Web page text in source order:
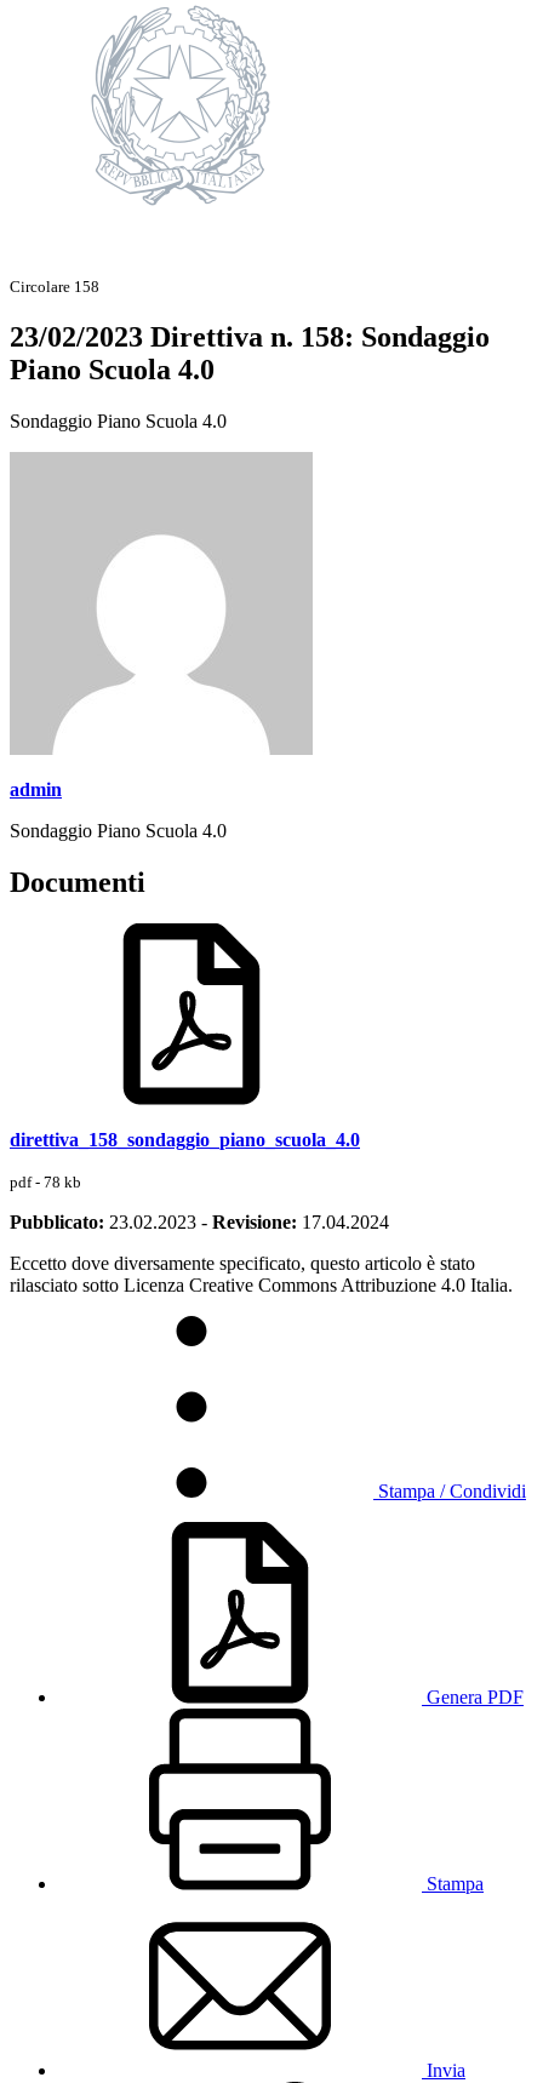
Circolare 158
23/02/2023 Direttiva n. 158: Sondaggio
Piano Scuola 4.0
Sondaggio Piano Scuola 4.0
admin
Sondaggio Piano Scuola 4.0
Documenti
direttiva_158_sondaggio_piano_scuola_4.0
pdf - 78 kb
Pubblicato: 23.02.2023 - Revisione: 17.04.2024
Eccetto dove diversamente specificato, questo articolo è stato
rilasciato sotto Licenza Creative Commons Attribuzione 4.0 Italia.
Stampa / Condividi
Genera PDF
Stampa
Invia